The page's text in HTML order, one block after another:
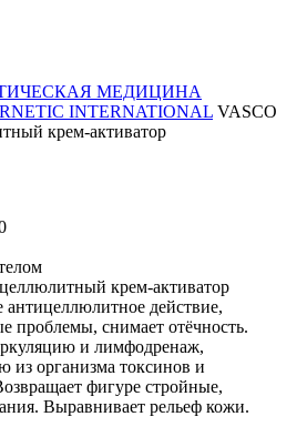
МЕДИЦИНА
INTERNATIONAL VASCO
крем-активатор
крем-активатор
действие,
проблемы, снимает отёчность.
и лимфодренаж,
из организма токсинов и
фигуре стройные,
Выравнивает рельеф кожи.